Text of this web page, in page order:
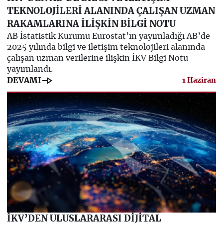
TEKNOLOJİLERİ ALANINDA ÇALIŞAN UZMAN
RAKAMLARINA İLİŞKİN BİLGİ NOTU
AB İstatistik Kurumu Eurostat’ın yayımladığı AB’de
2025 yılında bilgi ve iletişim teknolojileri alanında
çalışan uzman verilerine ilişkin İKV Bilgi Notu
yayımlandı.
DEVAMI line_end_arrow 1 Haziran
İKV’DEN ULUSLARARASI DİJİTAL